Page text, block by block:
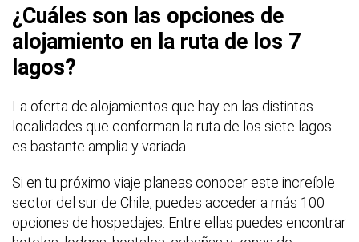
¿Cuáles son las opciones de
alojamiento en la ruta de los 7
lagos?
La oferta de alojamientos que hay en las distintas
localidades que conforman la ruta de los siete lagos
es bastante amplia y variada.
Si en tu próximo viaje planeas conocer este increíble
sector del sur de Chile, puedes acceder a más 100
opciones de hospedajes. Entre ellas puedes encontrar